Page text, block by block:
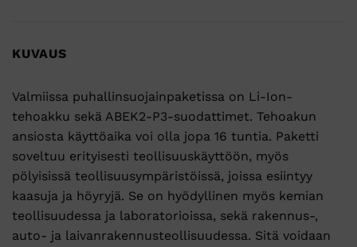
KUVAUS
Valmiissa puhallinsuojainpaketissa on Li-Ion-
tehoakku sekä ABEK2-P3-suodattimet. Tehoakun
ansiosta käyttöaika voi olla jopa 16 tuntia. Paketti
soveltuu erityisesti teollisuuskäyttöön, myös
pölyisissä teollisuusympäristöissä, joissa esiintyy
kaasuja ja höyryjä. Se on hyödyllinen myös kemian
teollisuudessa ja laboratorioissa, sekä rakennus-,
auto- ja laivanrakennusteollisuudessa. Sitä voidaan